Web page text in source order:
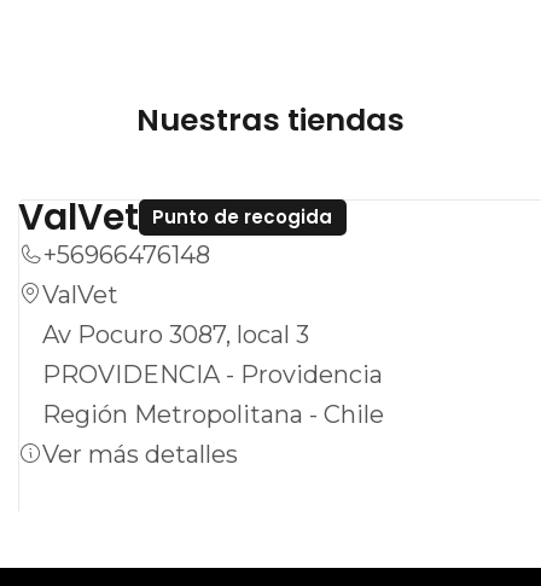
Nuestras tiendas
ValVet Punto de recogida
+56966476148
ValVet
Av Pocuro 3087, local 3
PROVIDENCIA - Providencia
Región Metropolitana - Chile
Ver más detalles